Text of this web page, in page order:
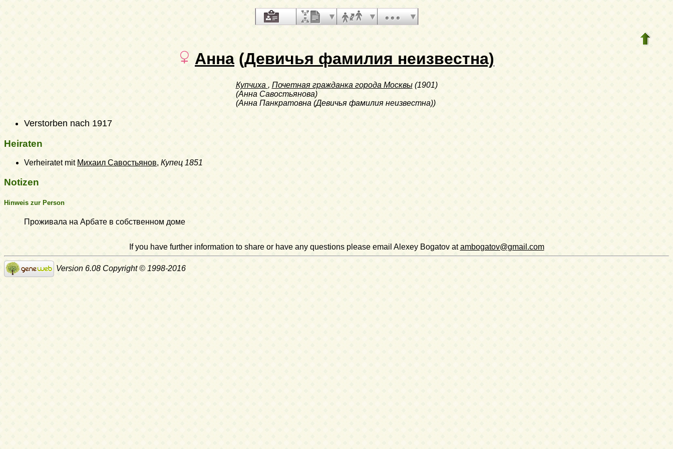
Анна (Девичья фамилия неизвестна)
Купчиха , Почетная гражданка города Москвы(1901)
(Анна Савостьянова)
(Анна Панкратовна (Девичья фамилия неизвестна))
Verstorben nach 1917
Heiraten
Verheiratet mit Михаил Савостьянов, Купец 1851
Notizen
Hinweis zur Person
Проживала на Арбате в собственном доме
If you have further information to share or have any questions please email Alexey Bogatov atambogatov@gmail.com
Version 6.08 Copyright © 1998-2016